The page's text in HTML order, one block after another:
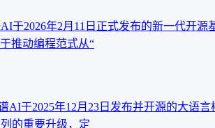
于2026年2月11日正式发布的新一代开源
推动编程范式从“
AI于‌2025年12月23日‌发布并开源的大语言
的重要升级，定